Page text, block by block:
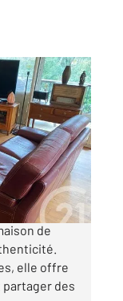
de
elle offre
des